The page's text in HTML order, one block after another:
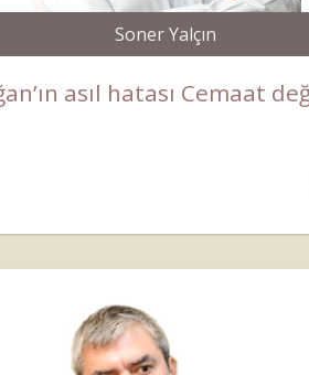
Soner Yalçın
asıl hatası Cemaat